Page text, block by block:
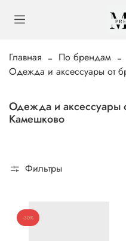
Главная По брендам
Одежда и аксессуары от
Одежда и аксессуары
Камешково
Фильтры
-30%